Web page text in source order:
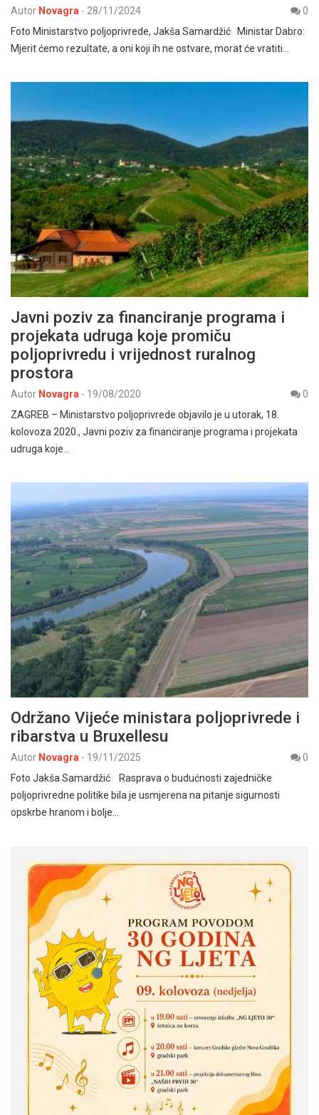
Autor Novagra - 28/11/2024
0
Foto Ministarstvo poljoprivrede, Jakša Samardžić Ministar Dabro:
Mjerit ćemo rezultate, a oni koji ih ne ostvare, morat će vratiti…
Javni poziv za financiranje programa i
projekata udruga koje promiču
poljoprivredu i vrijednost ruralnog
prostora
Autor Novagra - 19/08/2020
0
ZAGREB – Ministarstvo poljoprivrede objavilo je u utorak, 18.
kolovoza 2020., Javni poziv za financiranje programa i projekata
udruga koje…
Održano Vijeće ministara poljoprivrede i
ribarstva u Bruxellesu
Autor Novagra - 19/11/2025
0
Foto Jakša Samardžić Rasprava o budućnosti zajedničke
poljoprivredne politike bila je usmjerena na pitanje sigurnosti
opskrbe hranom i bolje…